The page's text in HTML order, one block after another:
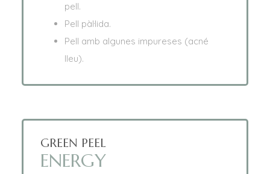
pell.
Pell pàl·lida.
Pell amb algunes impureses (acné
lleu).
GREEN PEEL
ENERGY